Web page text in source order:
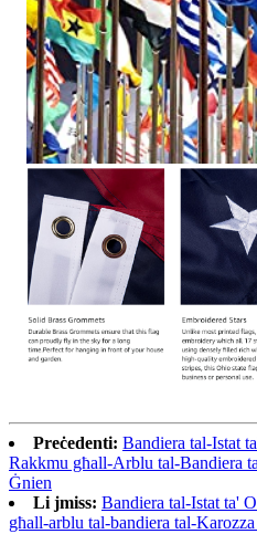
Preċedenti: Bandiera tal-Istat
Rakkmu għall-Arblu tal-Bandiera
Ġnien
Li jmiss: Bandiera tal-Istat ta'
għall-arblu tal-bandiera tal-